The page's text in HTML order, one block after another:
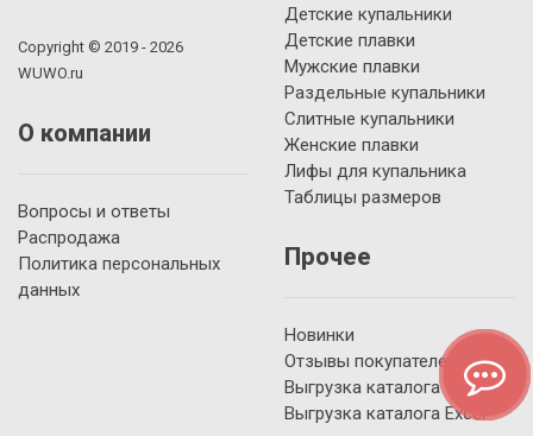
Copyright © 2019 - 2026
WUWO.ru
О компании
Вопросы и ответы
Распродажа
Политика персональных
данных
Детские купальники
Детские плавки
Мужские плавки
Раздельные купальники
Слитные купальники
Женские плавки
Лифы для купальника
Таблицы размеров
Прочее
Новинки
Отзывы покупателей
Выгрузка каталога YML
Выгрузка каталога Excel